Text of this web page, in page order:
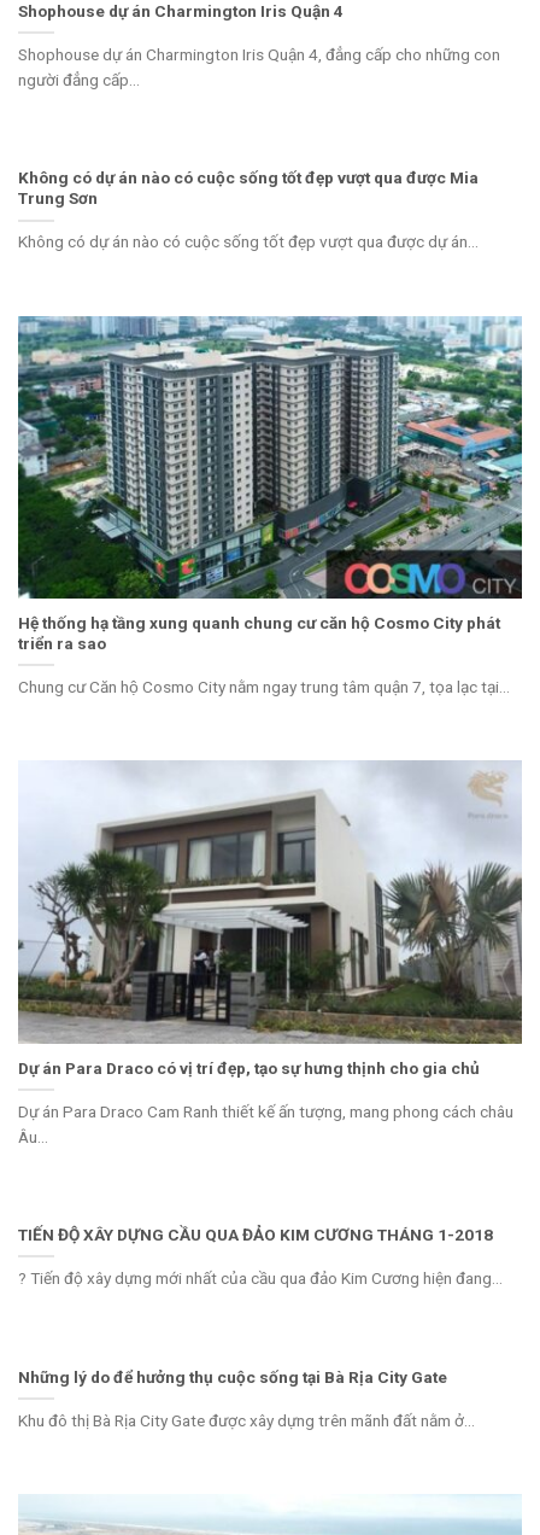
Shophouse dự án Charmington Iris Quận 4
Shophouse dự án Charmington Iris Quận 4, đẳng cấp cho những con
người đẳng cấp...
Không có dự án nào có cuộc sống tốt đẹp vượt qua được Mia
Trung Sơn
Không có dự án nào có cuộc sống tốt đẹp vượt qua được dự án...
Hệ thống hạ tầng xung quanh chung cư căn hộ Cosmo City phát
triển ra sao
Chung cư Căn hộ Cosmo City nằm ngay trung tâm quận 7, tọa lạc tại...
Dự án Para Draco có vị trí đẹp, tạo sự hưng thịnh cho gia chủ
Dự án Para Draco Cam Ranh thiết kế ấn tượng, mang phong cách châu
Âu...
TIẾN ĐỘ XÂY DỰNG CẦU QUA ĐẢO KIM CƯƠNG THÁNG 1-2018
? Tiến độ xây dựng mới nhất của cầu qua đảo Kim Cương hiện đang...
Những lý do để hưởng thụ cuộc sống tại Bà Rịa City Gate
Khu đô thị Bà Rịa City Gate được xây dựng trên mãnh đất nằm ở...